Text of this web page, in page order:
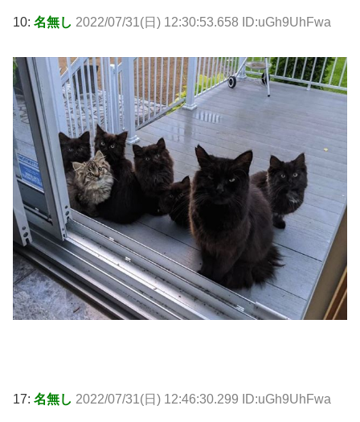
10: 名無し 2022/07/31(日) 12:30:53.658 ID:uGh9UhFwa
17: 名無し 2022/07/31(日) 12:46:30.299 ID:uGh9UhFwa